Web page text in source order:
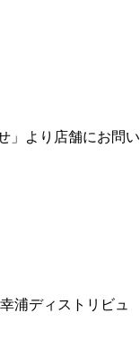
」より店舗にお問い
浦ディストリビュ